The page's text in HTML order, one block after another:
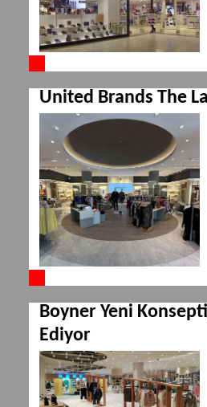
United Brands The
Boyner Yeni
Ediyor